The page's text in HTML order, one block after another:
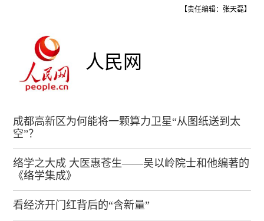
【责任编辑：张天磊】
人民网
成都高新区为何能将一颗算力卫星“从图纸送到太
空”？
络学之大成 大医惠苍生——吴以岭院士和他编著的
《络学集成》
看经济开门红背后的“含新量”